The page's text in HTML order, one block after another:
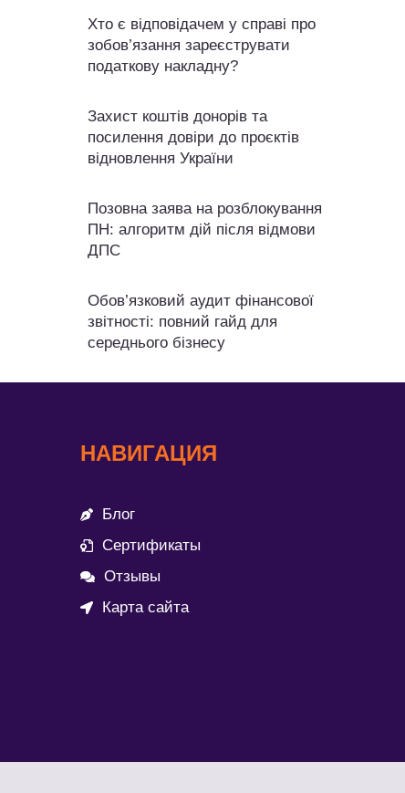
Хто є відповідачем у справі про
зобов’язання зареєструвати
податкову накладну?
Захист коштів донорів та
посилення довіри до проєктів
відновлення України
Позовна заява на розблокування
ПН: алгоритм дій після відмови
ДПС
Обов’язковий аудит фінансової
звітності: повний гайд для
середнього бізнесу
НАВИГАЦИЯ
Блог
Сертификаты
Отзывы
Карта сайта